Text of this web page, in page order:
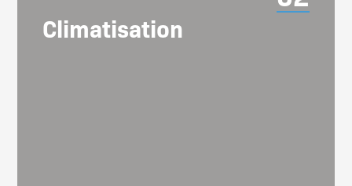
Climatisation